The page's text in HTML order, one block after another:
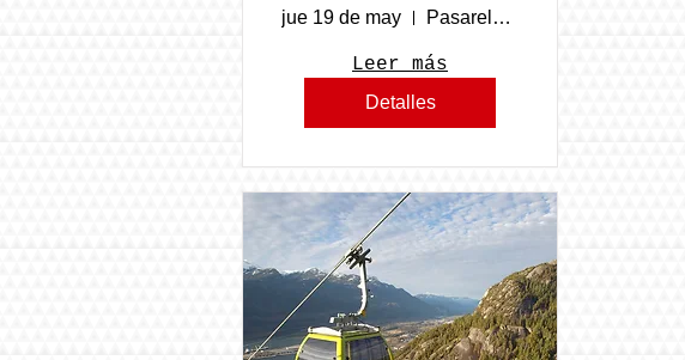
jue 19 de may
Pasarela aérea de Malahat
Leer más
Detalles